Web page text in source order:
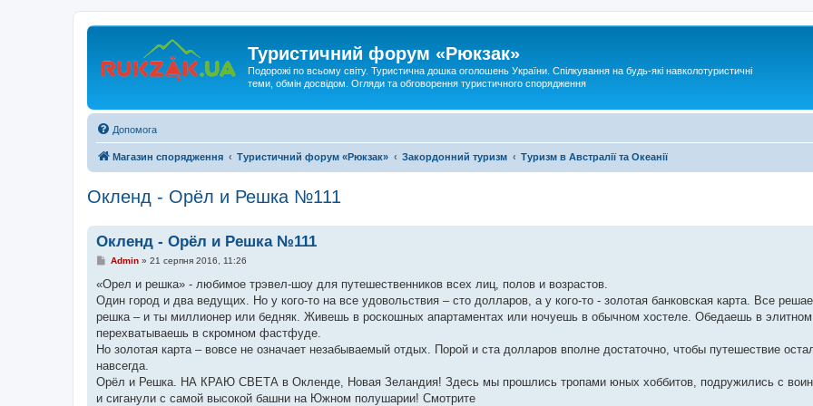
Туристичний форум «Рюкзак»
Подорожі по всьому світу. Туристична дошка оголошень України. Спілкування на будь-які навколотуристичні
теми, обмін досвідом. Огляди та обговорення туристичного спорядження
Допомога
Магазин спорядження Туристичний форум «Рюкзак» Закордонний туризм Туризм в Австралії та Океанії
Окленд - Орёл и Решка №111
Окленд - Орёл и Решка №111
П
в
д
о
л
е
н
я
Admin» 21 серпня 2016, 11:26
«Орел и решка» - любимое трэвел-шоу для путешественников всех лиц, полов и возрастов.
Один город и два ведущих. Но у кого-то на все удовольствия – сто долларов, а у кого-то - золотая банковская карта. Все
решка – и ты миллионер или бедняк. Живешь в роскошных апартаментах или ночуешь в обычном хостеле. Обедаешь в элитном
перехватываешь в скромном фастфуде.
Но золотая карта – вовсе не означает незабываемый отдых. Порой и ста долларов вполне достаточно, чтобы путешествие
навсегда.
Орёл и Решка. НА КРАЮ СВЕТА в Окленде, Новая Зеландия! Здесь мы прошлись тропами юных хоббитов, подружились с
и сиганули с самой высокой башни на Южном полушарии! Смотрите